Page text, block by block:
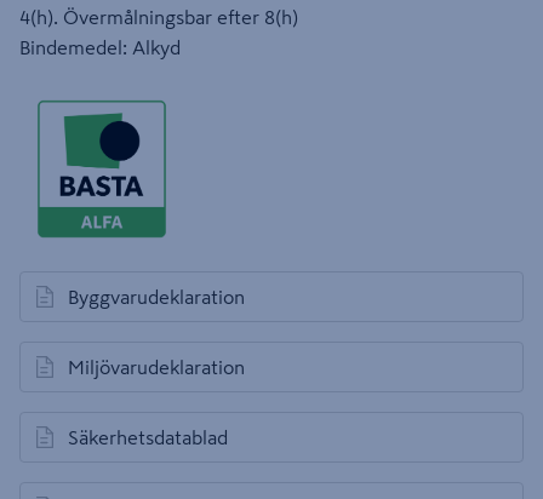
4(h). Övermålningsbar efter 8(h)
Bindemedel: Alkyd
Byggvarudeklaration
öppnas i en ny flik
Miljövarudeklaration
öppnas i en ny flik
Säkerhetsdatablad
öppnas i en ny flik